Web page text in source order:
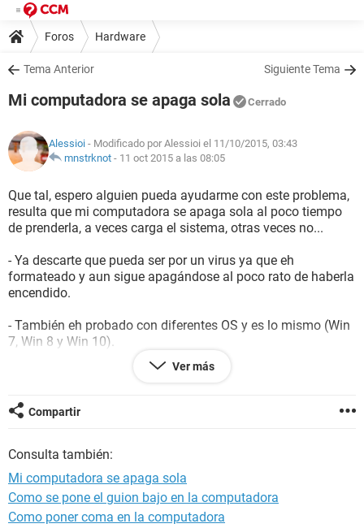
Foros Hardware
Tema Anterior Siguiente Tema
Mi computadora se apaga sola Cerrado
Alessioi - Modificado por Alessioi el 11/10/2015, 03:43
mnstrknot - 11 oct 2015 a las 08:05
Que tal, espero alguien pueda ayudarme con este problema,
resulta que mi computadora se apaga sola al poco tiempo
de prenderla, a veces carga el sistema, otras veces no...
- Ya descarte que pueda ser por un virus ya que eh
formateado y aun sigue apagándose al poco rato de haberla
encendido.
- También eh probado con diferentes OS y es lo mismo (Win
7, Win 8 y Win 10).
- Antes usaba 2 DD y ya probé desconectando uno y sigue
Gracias.
Ver más
Compartir
Consulta también:
Mi computadora se apaga sola
Como se pone el guion bajo en la computadora
Como poner coma en la computadora